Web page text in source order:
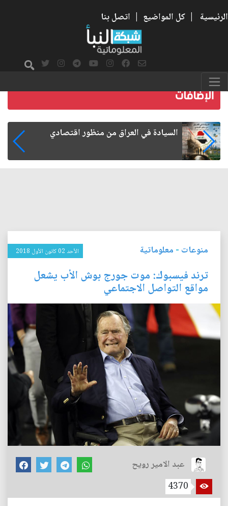
الرئيسية | كل المواضيع | اتصل بنا
ما بعد الأربعين.. كيف اتسعت الزيارة من هويتها
منوعات - معلوماتية الأحد 02 كانون الأول 2018
ترند فيسبوك: موت جورج بوش الأب يشعل
مواقع التواصل الاجتماعي
عبد الامير رويح
4370